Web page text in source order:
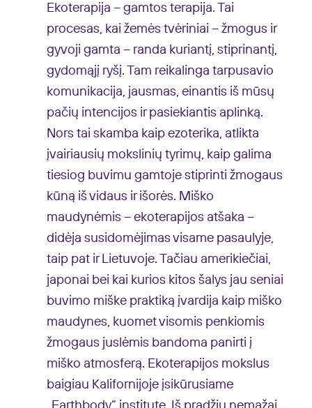
Ekoterapija – gamtos terapija. Tai
procesas, kai žemės tvėriniai – žmogus ir
gyvoji gamta – randa kuriantį, stiprinantį,
gydomąjį ryšį. Tam reikalinga tarpusavio
komunikacija, jausmas, einantis iš mūsų
pačių intencijos ir pasiekiantis aplinką.
Nors tai skamba kaip ezoterika, atlikta
įvairiausių mokslinių tyrimų, kaip galima
tiesiog buvimu gamtoje stiprinti žmogaus
kūną iš vidaus ir išorės. Miško
maudynėmis – ekoterapijos atšaka –
didėja susidomėjimas visame pasaulyje,
taip pat ir Lietuvoje. Tačiau amerikiečiai,
japonai bei kai kurios kitos šalys jau seniai
buvimo miške praktiką įvardija kaip miško
maudynes, kuomet visomis penkiomis
žmogaus juslėmis bandoma panirti į
miško atmosferą. Ekoterapijos mokslus
baigiau Kalifornijoje įsikūrusiame